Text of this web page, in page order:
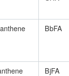
BbFA
BjFA